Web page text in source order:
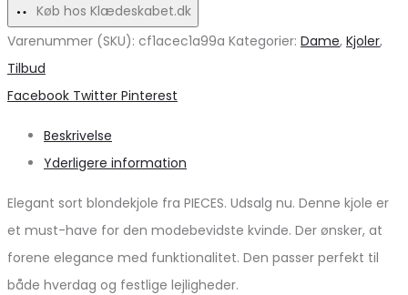
Køb hos Klædeskabet.dk
Varenummer (SKU): cf1acec1a99a Kategorier: Dame, Kjoler,
Tilbud
Share
Facebook Twitter Pinterest
Beskrivelse
Yderligere information
Elegant sort blondekjole fra PIECES. Udsalg nu. Denne kjole er
et must-have for den modebevidste kvinde. Der ønsker, at
forene elegance med funktionalitet. Den passer perfekt til
både hverdag og festlige lejligheder.